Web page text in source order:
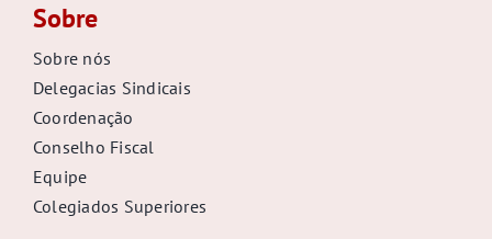
Sobre
Sobre nós
Delegacias Sindicais
Coordenação
Conselho Fiscal
Equipe
Colegiados Superiores